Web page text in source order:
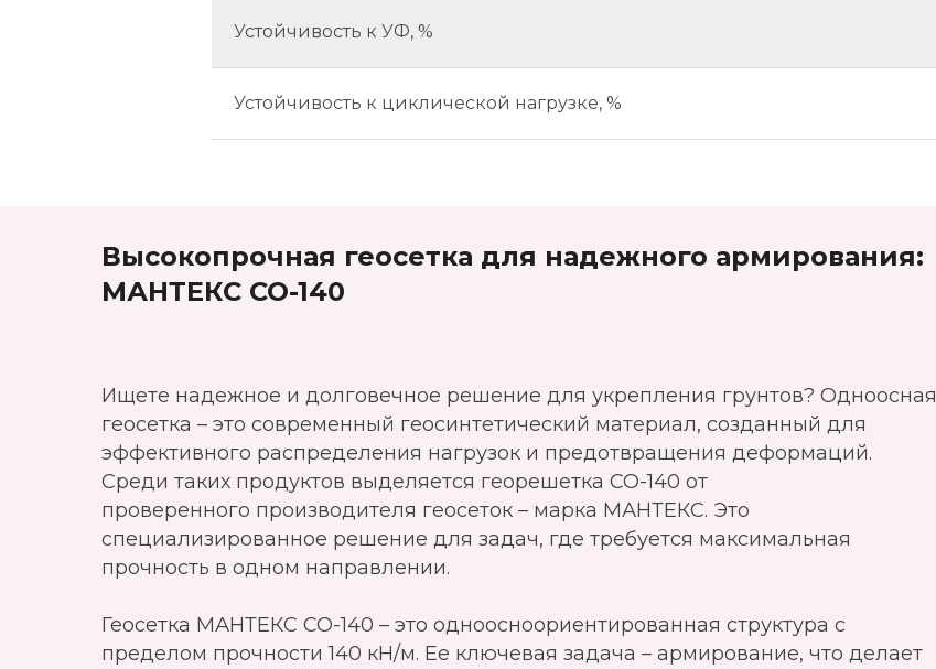
Устойчивость к УФ, %
Устойчивость к циклической нагрузке, %
Высокопрочная геосетка для надежного армирования:
МАНТЕКС СО-140
Ищете надежное и долговечное решение для укрепления грунтов? Одноосная
геосетка – это современный геосинтетический материал, созданный для
эффективного распределения нагрузок и предотвращения деформаций.
Среди таких продуктов выделяется георешетка СО-140 от
проверенного производителя геосеток – марка МАНТЕКС. Это
специализированное решение для задач, где требуется максимальная
прочность в одном направлении.
Геосетка МАНТЕКС СО-140 – это одноосноориентированная структура с
пределом прочности 140 кН/м. Ее ключевая задача – армирование, что делает